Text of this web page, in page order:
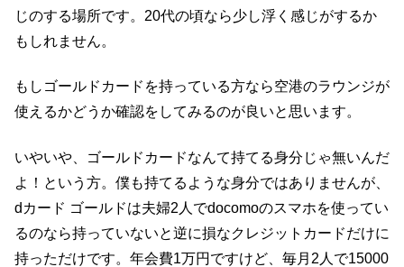
じのする場所です。20代の頃なら少し浮く感じがするか
もしれません。
もしゴールドカードを持っている方なら空港のラウンジが
使えるかどうか確認をしてみるのが良いと思います。
いやいや、ゴールドカードなんて持てる身分じゃ無いんだ
よ！という方。僕も持てるような身分ではありませんが、
dカード ゴールドは夫婦2人でdocomoのスマホを使ってい
るのなら持っていないと逆に損なクレジットカードだけに
持っただけです。年会費1万円ですけど、毎月2人で15000